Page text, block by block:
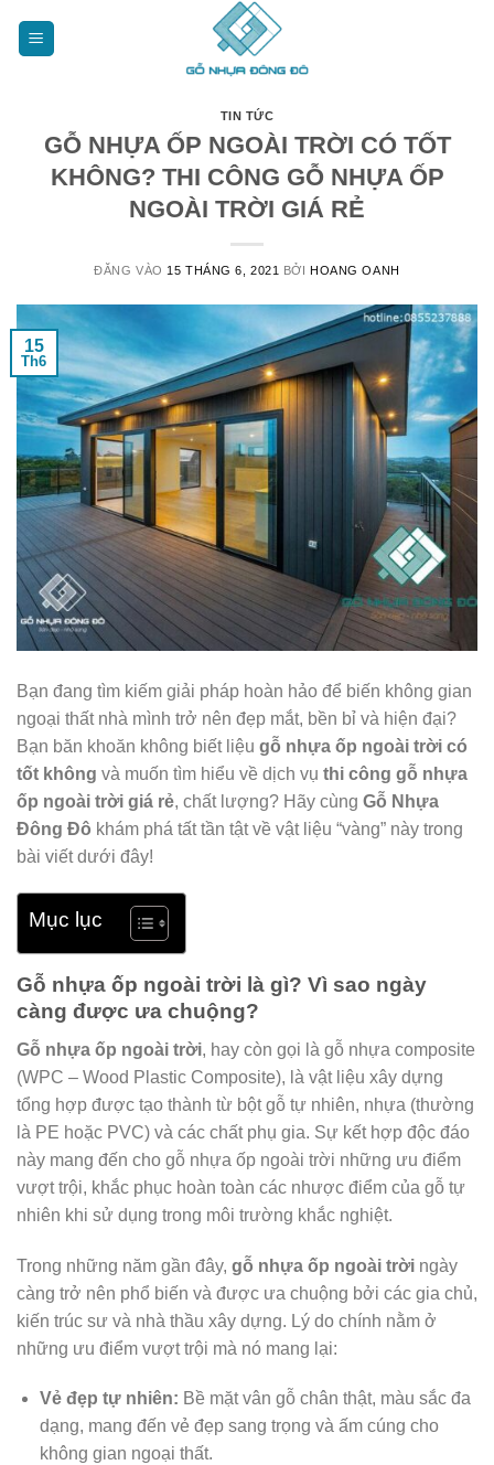
TIN TỨC
GỖ NHỰA ỐP NGOÀI TRỜI CÓ TỐT
KHÔNG? THI CÔNG GỖ NHỰA ỐP
NGOÀI TRỜI GIÁ RẺ
ĐĂNG VÀO 15 THÁNG 6, 2021 BỞIHOANG OANH
15
Th6
Bạn đang tìm kiếm giải pháp hoàn hảo để biến không gian
ngoại thất nhà mình trở nên đẹp mắt, bền bỉ và hiện đại?
Bạn băn khoăn không biết liệu gỗ nhựa ốp ngoài trời có
tốt không và muốn tìm hiểu về dịch vụ thi công gỗ nhựa
ốp ngoài trời giá rẻ, chất lượng? Hãy cùng Gỗ Nhựa
Đông Đô khám phá tất tần tật về vật liệu “vàng” này trong
bài viết dưới đây!
Mục lục
Gỗ nhựa ốp ngoài trời là gì? Vì sao ngày
càng được ưa chuộng?
Gỗ nhựa ốp ngoài trời, hay còn gọi là gỗ nhựa composite
(WPC – Wood Plastic Composite), là vật liệu xây dựng
tổng hợp được tạo thành từ bột gỗ tự nhiên, nhựa (thường
là PE hoặc PVC) và các chất phụ gia. Sự kết hợp độc đáo
này mang đến cho gỗ nhựa ốp ngoài trời những ưu điểm
vượt trội, khắc phục hoàn toàn các nhược điểm của gỗ tự
nhiên khi sử dụng trong môi trường khắc nghiệt.
Trong những năm gần đây, gỗ nhựa ốp ngoài trời ngày
càng trở nên phổ biến và được ưa chuộng bởi các gia chủ,
kiến trúc sư và nhà thầu xây dựng. Lý do chính nằm ở
những ưu điểm vượt trội mà nó mang lại:
Vẻ đẹp tự nhiên: Bề mặt vân gỗ chân thật, màu sắc đa
dạng, mang đến vẻ đẹp sang trọng và ấm cúng cho
không gian ngoại thất.